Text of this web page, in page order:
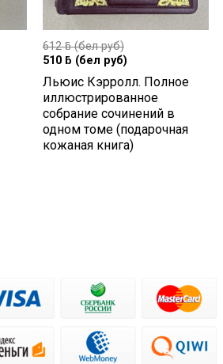
612ƃ(бел руб)
510 ƃ (бел руб)
Льюис Кэрролл. Полное
иллюстрированное
собрание сочинений в
одном томе (подарочная
кожаная книга)